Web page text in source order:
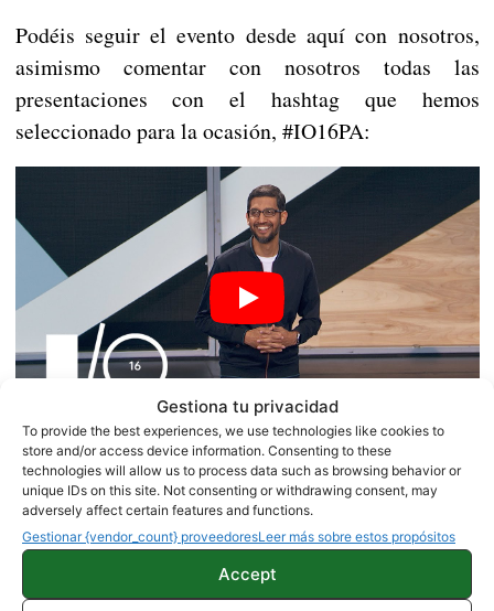
Gestiona tu privacidad
To provide the best experiences, we use technologies like cookies to
store and/or access device information. Consenting to these
technologies will allow us to process data such as browsing behavior or
unique IDs on this site. Not consenting or withdrawing consent, may
adversely affect certain features and functions.
Gestionar {vendor_count} proveedoresLeer más sobre estos propósitos
Accept
Podéis seguir el evento desde aquí con nosotros,
asimismo comentar con nosotros todas las
presentaciones con el hashtag que hemos
seleccionado para la ocasión, #IO16PA:
Más información |Blog Google España
NOTICIAS